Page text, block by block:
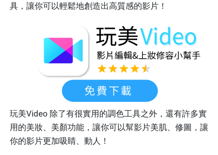
具，讓你可以輕鬆地創造出高質感的影片！
玩美Video 除了有很實用的調色工具之外，還有許多實
用的美妝、美顏功能，讓你可以幫影片美肌、修圖，讓
你的影片更加吸睛、動人！